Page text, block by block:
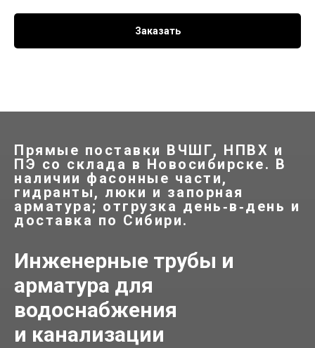
Заказать
Прямые поставки ВЧШГ, НПВХ и
ПЭ со склада в Новосибирске. В
наличии фасонные части,
гидранты, люки и запорная
арматура; отгрузка день‑в‑день и
доставка по Сибири.
Инженерные трубы и
арматура для
водоснабжения
и канализации